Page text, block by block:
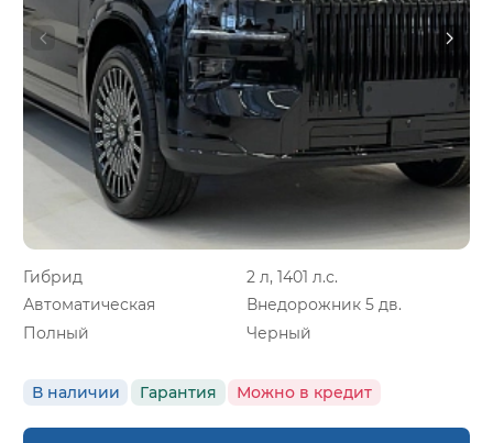
Гибрид
2 л, 1401 л.с.
Автоматическая
Внедорожник 5 дв.
Полный
Черный
В наличии Гарантия Можно в кредит